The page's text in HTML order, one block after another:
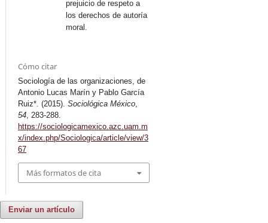
prejuicio de respeto a
los derechos de autoría
moral.
Cómo citar
Sociología de las organizaciones, de
Antonio Lucas Marín y Pablo García
Ruiz*. (2015). Sociológica México
54 , 283-288.
https://sociologicamexico.azc.uam.m
x/index.php/Sociologica/article/view/3
67
Más formatos de cita
Enviar un artículo